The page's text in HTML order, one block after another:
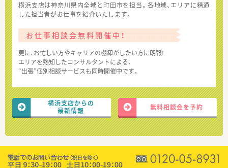
横浜支店は神奈川県内全域と町田市を担当。各地域、エリアに精通
した担当者がお仕事を紹介いたします。
お仕事相談会無料開催中！
更に、お忙しい方やキャリアの棚卸がしたい方に朗報!
エリアを熟知したコンサルタントによる、
“出張”個別相談サービスも同時開催中です。
横浜支店からの
最新情報
無料相談会を予約